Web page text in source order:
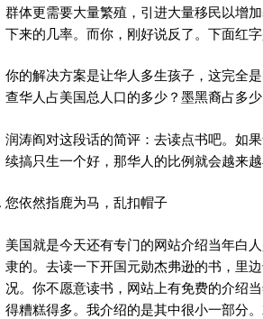
群体更需要大量繁殖，引进大量移民以增
下来的几率。而你，刚好说反了。下面红字
你的解决方案是让华人多生孩子，这完全
查华人占美国总人口的多少？墨黑裔占多
润涛阎对这段话的简评：去读点书吧。如
续搞只生一个好，那华人的比例就会越来越
您依然指鹿为马，乱扣帽子
美国就是今天还有专门的网站介绍当年白
隶的。去读一下开国元勋杰弗逊的书，里
况。你不愿意读书，网站上有免费的介绍
得糟糕得多。我介绍的是其中很小一部分